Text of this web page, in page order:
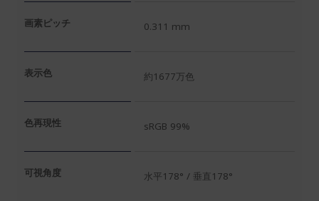
画素ピッチ 0.311 mm
表示色 約1677万色
色再現性 sRGB 99%
可視角度 水平178° / 垂直178°